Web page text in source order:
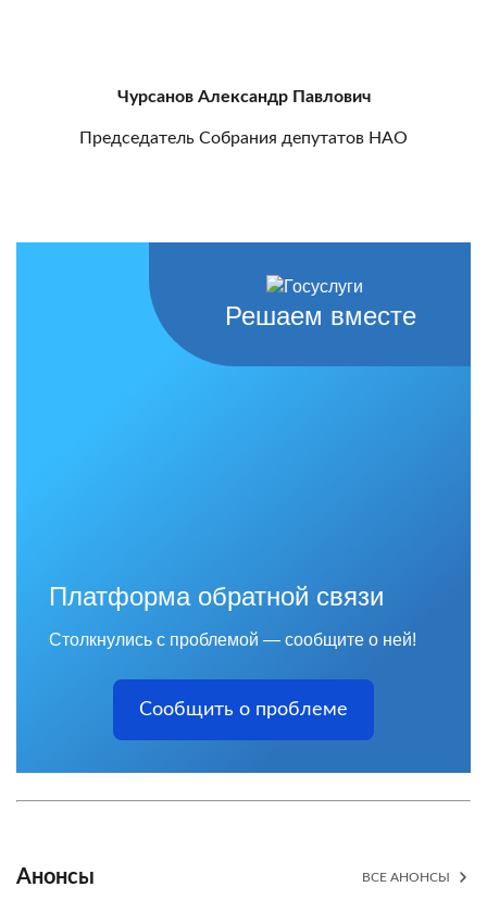
Чурсанов Александр Павлович
Председатель Собрания депутатов НАО
Решаем вместе
Платформа обратной связи
Столкнулись с проблемой — сообщите о ней!
Сообщить о проблеме
Анонсы ВСЕ АНОНСЫ